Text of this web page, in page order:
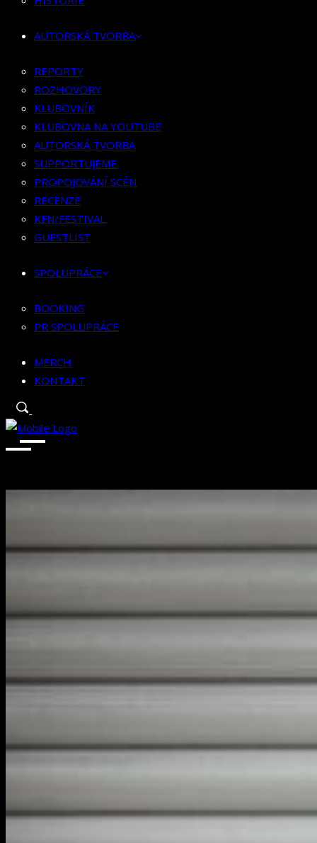
KLUBOVNA NA YOUTUBE
SUPPORTUJEME
PROPOJOVÁNÍ SCÉN
RECENZE
KFN/FESTIVAL
GUESTLIST
SPOLUPRÁCE
BOOKING
PR SPOLUPRÁCE
MERCH
AUTORSKÁ TVORBA
REPORTY
ROZHOVORY
KLUBOVNÍK
KLUBOVNA NA YOUTUBE
AUTORSKÁ TVORBA
SUPPORTUJEME
PROPOJOVÁNÍ SCÉN
RECENZE
KFN/FESTIVAL
GUESTLIST
SPOLUPRÁCE
BOOKING
PR SPOLUPRÁCE
MERCH
KONTAKT